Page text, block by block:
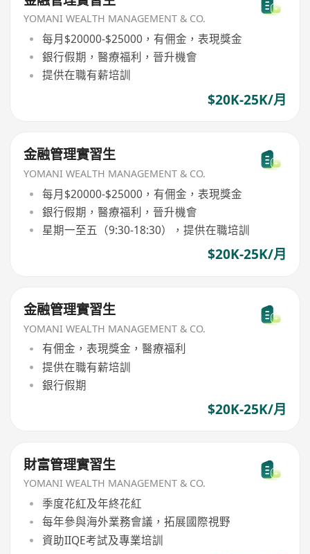
YOMANI WEALTH MANAGEMENT & CO.
每月$20000-$25000，有佣金，表現獎金
銀行假期，醫療福利，晉升機會
提供在職有薪培訓
$20K-25K/月
金融管理實習生
YOMANI WEALTH MANAGEMENT & CO.
每月$20000-$25000，有佣金，表現獎金
銀行假期，醫療福利，晉升機會
星期一至五（9:30-18:30），提供在職培訓
$20K-25K/月
金融管理實習生
YOMANI WEALTH MANAGEMENT & CO.
有佣金，表現獎金，醫療福利
提供在職有薪培訓
銀行假期
$20K-25K/月
財富管理實習生
YOMANI WEALTH MANAGEMENT & CO.
季度花紅及年終花紅
每年參與海外業務會議，拓展國際視野
資助IIQE考試及專業培訓